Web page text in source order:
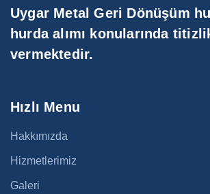
Uygar Metal Geri Dönüşüm
hurda alımı konularında
vermektedir.
Hızlı Menu
Hakkımızda
Hizmetlerimiz
Galeri